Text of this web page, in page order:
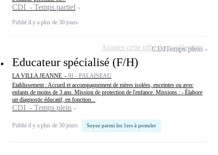
CDI - Temps partiel
Publié il y a plus de 30 jours
Educateur spécialisé (F/H)
LA VILLA JEANNE - 91 - PALAISEAU
Etablissement : Accueil et accompagnement de mères isolées, enceintes ou avec
enfants de moins de 3 ans. Mission de protection de l'enfance. Missions : - Élabore
un diagnostic éducatif, en fonction...
CDI - Temps plein
Publié il y a plus de 30 jours Soyez parmi les 1ers à postuler
CDITemps plein
Ajouter cette offre à ma sélection